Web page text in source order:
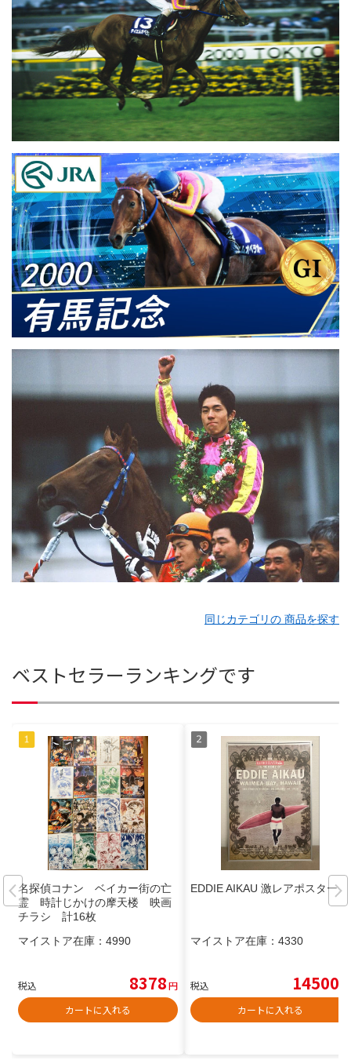
同じカテゴリの 商品を探す
ベストセラーランキングです
名探偵コナン ベイカー街の亡
霊 時計じかけの摩天楼 映画
チラシ 計16枚
マイストア在庫： 4990
税込 8378円
カートに入れる
EDDIE AIKAU 激レアポスター
マイストア在庫： 4330
税込 14500
カートに入れる